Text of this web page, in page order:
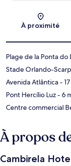
À proximité
Plage de la Ponta do
Stade Orlando-
Avenida Atlântica-
Pont Hercílio Luz- 6
Centre commercial
À propos
Cambirela